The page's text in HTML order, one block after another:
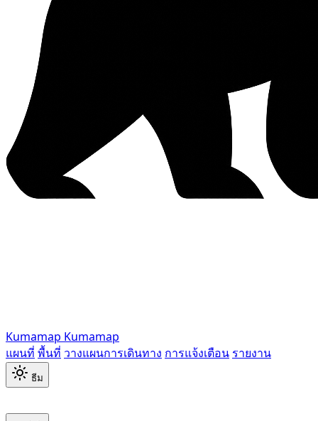
Kumamap Kumamap
แผนที่ พื้นที่ วางแผนการเดินทาง การแจ้งเตือน รายงาน
ธีม